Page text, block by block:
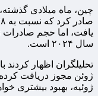
سال ۲۰۲۴ است.
تحلیلگران اظهار کردند
ژوئن مجوز دریافت
ژوئیه، بهبود بیشتری